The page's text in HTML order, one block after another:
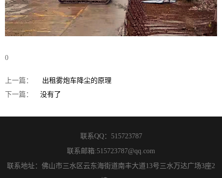
0
上一篇：
出租雾炮车降尘的原理
下一篇：
没有了
联系QQ： 515723787
联系邮箱:515723787@qq.com
联系地址：佛山市三水区云东海街道南丰大道13号三水万达广场3座2